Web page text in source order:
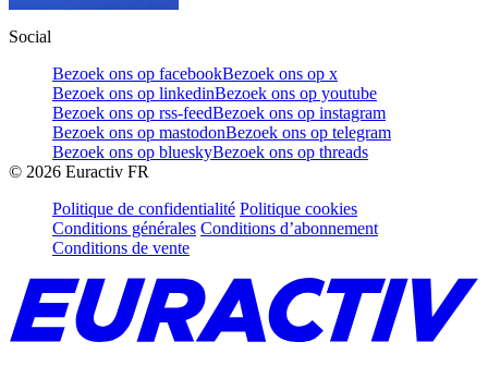
Social
Bezoek ons op facebookBezoek ons op x
Bezoek ons op linkedinBezoek ons op youtube
Bezoek ons op rss-feedBezoek ons op instagram
Bezoek ons op mastodonBezoek ons op telegram
Bezoek ons op blueskyBezoek ons op threads
© 2026 Euractiv FR
Politique de confidentialité Politique cookies
Conditions générales Conditions d’abonnement
Conditions de vente